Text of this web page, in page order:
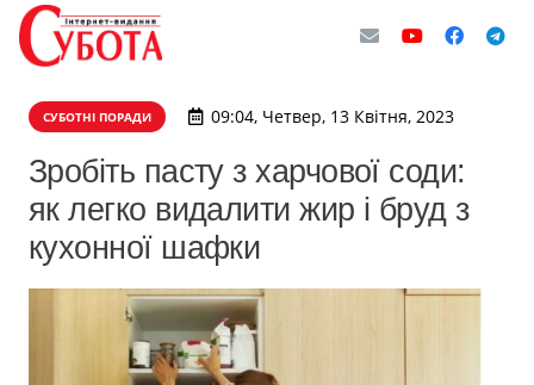
СУБОТНІ ПОРАДИ 09:04, Четвер, 13 Квітня, 2023
Зробіть пасту з харчової соди:
як легко видалити жир і бруд з
кухонної шафки